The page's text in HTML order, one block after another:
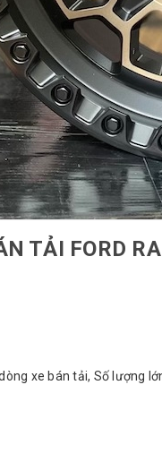
TẢI FORD
xe bán tải, Số